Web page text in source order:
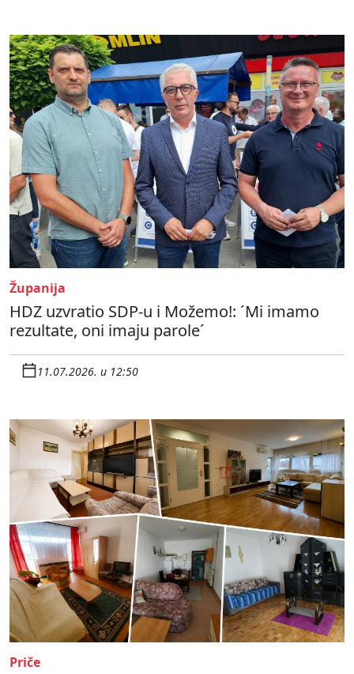
Županija
HDZ uzvratio SDP-u i Možemo!: ´Mi imamo
rezultate, oni imaju parole´
11.07.2026. u 12:50
Priče